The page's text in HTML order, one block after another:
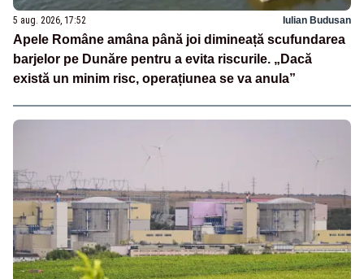
5 aug. 2026, 17:52 Iulian Budusan
Apele Române amâna până joi dimineață scufundarea
barjelor pe Dunăre pentru a evita riscurile. „Dacă
există un minim risc, operațiunea se va anula”